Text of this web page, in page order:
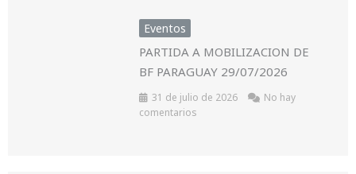
Eventos
PARTIDA A MOBILIZACION DE
BF PARAGUAY 29/07/2026
31 de julio de 2026
No hay
comentarios